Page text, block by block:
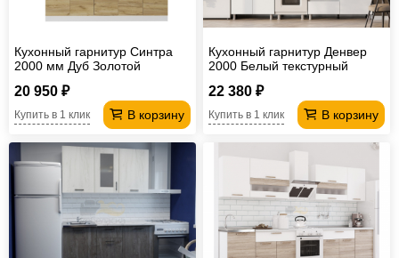
Кухонный гарнитур Синтра
2000 мм Дуб Золотой
20 950 ₽
В корзину
Купить в 1 клик
Кухонный гарнитур Денвер
2000 Белый текстурный
22 380 ₽
В корзину
Купить в 1 клик